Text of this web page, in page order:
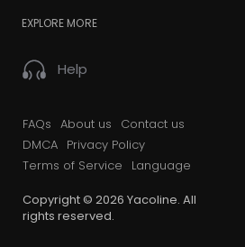
EXPLORE MORE
Help
FAQs About us
Contact us
DMCA Privacy Policy
Terms of Service
Language
Copyright © 2026 Yacoline. All
rights reserved.